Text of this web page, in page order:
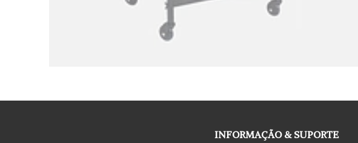
INFORMAÇÃO & SUPORTE